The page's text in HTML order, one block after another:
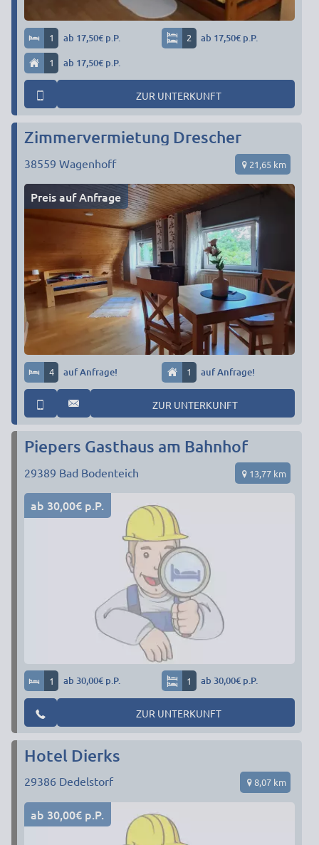
1 ab 17,50€ p.P. 2 ab 17,50€ p.P.
1 ab 17,50€ p.P.
ZUR UNTERKUNFT
Zimmervermietung Drescher
38559 Wagenhoff 21,65 km
Preis auf Anfrage
4 auf Anfrage! 1 auf Anfrage!
ZUR UNTERKUNFT
Piepers Gasthaus am Bahnhof
29389 Bad Bodenteich 13,77 km
ab 30,00€ p.P.
1 ab 30,00€ p.P. 1 ab 30,00€ p.P.
ZUR UNTERKUNFT
Hotel Dierks
29386 Dedelstorf 8,07 km
ab 30,00€ p.P.